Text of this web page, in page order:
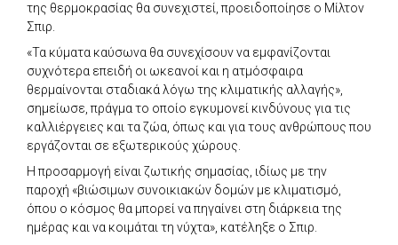
της θερμοκρασίας θα συνεχιστεί, προειδοποίησε ο Μίλτον
Σπιρ.
«Τα κύματα καύσωνα θα συνεχίσουν να εμφανίζονται
συχνότερα επειδή οι ωκεανοί και η ατμόσφαιρα
θερμαίνονται σταδιακά λόγω της κλιματικής αλλαγής»,
σημείωσε, πράγμα το οποίο εγκυμονεί κινδύνους για τις
καλλιέργειες και τα ζώα, όπως και για τους ανθρώπους που
εργάζονται σε εξωτερικούς χώρους.
Η προσαρμογή είναι ζωτικής σημασίας, ιδίως με την
παροχή «βιώσιμων συνοικιακών δομών με κλιματισμό,
όπου ο κόσμος θα μπορεί να πηγαίνει στη διάρκεια της
ημέρας και να κοιμάται τη νύχτα», κατέληξε ο Σπιρ.